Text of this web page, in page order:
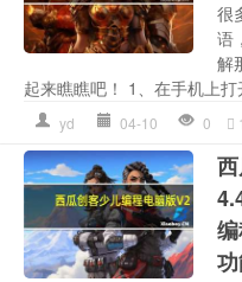
很
语
解
起来瞧瞧吧！ 1、在手机上
yd 04-10 0
功